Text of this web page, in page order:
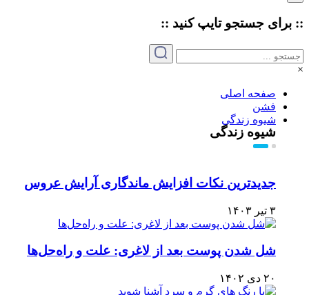
:: برای جستجو تایپکنید ::
×
صفحه اصلی
فشن
شیوه زندگی
شیوه زندگی
جدیدترین نکات افزایش ماندگاری آرایش عروس
۳ تیر ۱۴۰۳
شل شدن پوست بعد از لاغری: علت و راه‌حل‌ها
۲۰ دی ۱۴۰۲